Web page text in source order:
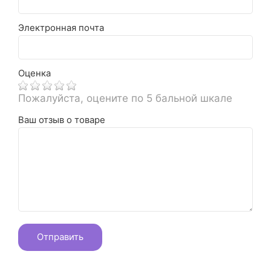
Электронная почта
Оценка
Пожалуйста, оцените по 5 бальной шкале
Ваш отзыв о товаре